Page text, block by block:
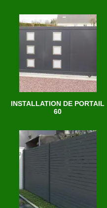
INSTALLATION DE PORTAIL
60